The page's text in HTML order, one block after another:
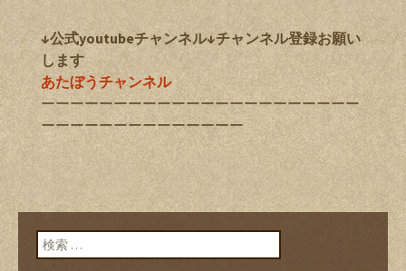
↓公式youtubeチャンネル↓チャンネル登録お願い
します
あたぼうチャンネル
ーーーーーーーーーーーーーーーーーーーーーー
ーーーーーーーーーーーーーー
検索: